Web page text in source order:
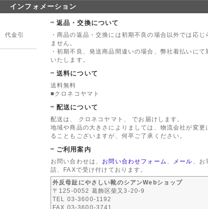
インフォメーション
代金引
返品・交換について
・商品の返品・交換には初期不良の場合以外では応じ
ません。
・初期不良、発送商品間違いの場合、弊社着払いにて
いたします。
送料について
送料無料
■クロネコヤマト
配送について
配送は、 クロネコヤマト、 でお届けします。
地域や商品の大きさによりましては、物流会社が変更
ることもございますが、何卒ご了承ください。
ご利用案内
お問い合わせは、 お問い合わせフォーム メール
、お
話、FAXで受け付けております。
外反母趾にやさしい靴のシアンWebショップ
〒125-0052 葛飾区柴又3-20-9
TEL 03-3600-1192
FAX 03-3600-3741